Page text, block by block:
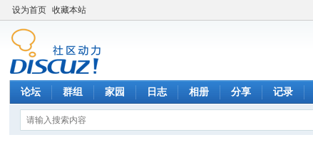
设为首页 收藏本站
论坛 群组 家园 日志 相册 分享 记录